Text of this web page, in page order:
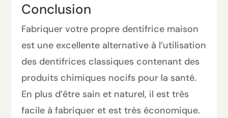
Conclusion
Fabriquer votre propre dentifrice maison
est une excellente alternative à l’utilisation
des dentifrices classiques contenant des
produits chimiques nocifs pour la santé.
En plus d’être sain et naturel, il est très
facile à fabriquer et est très économique.